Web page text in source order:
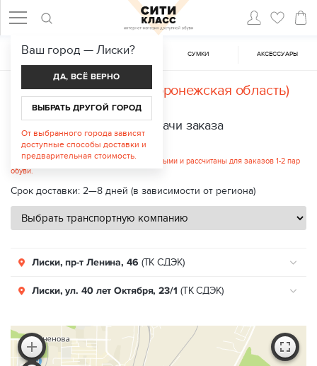
ЖЕНСКАЯ ОБУВЬ МУЖСКАЯ ОБУВЬ CУМКИ АКСЕССУАРЫ
Доставка вЛиски (Воронежская область)
Пункты выдачи заказа
Стоимость услуги: от 542 руб.
Указанные цены являются ориентировочными и рассчитаны для заказов 1-2 пар
обуви.
Срок доставки: 2—8 дней (в зависимости от региона)
Лиски, пр-т Ленина, 46 (ТК СДЭК)
Лиски, ул. 40 лет Октября, 23/1 (ТК СДЭК)
Ваш город — Лиски?
ДА, ВСЁ ВЕРНО
ВЫБРАТЬ ДРУГОЙ ГОРОД
От выбранного города зависят
доступные способы доставки и
предварительная стоимость.